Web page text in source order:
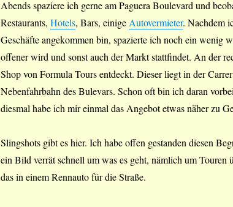
Abends spaziere ich gerne am Paguera Boulevard und
Restaurants, Hotels, Bars, einigeAutovermieter. Nachdem
Geschäfte angekommen bin, spazierte ich noch ein wenig
offener wird und sonst auch der Markt stattfindet. An der
Shop von Formula Tours entdeckt. Dieser liegt in der
Nebenfahrbahn des Bulevars. Schon oft bin ich daran
diesmal habe ich mir einmal das Angebot etwas näher zu
Slingshots gibt es hier. Ich habe offen gestanden diesen
ein Bild verrät schnell um was es geht, nämlich um Touren
das in einem Rennauto für die Straße.